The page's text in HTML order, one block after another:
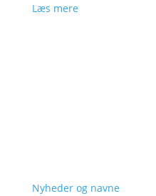
Læs mere
Nyheder og navne